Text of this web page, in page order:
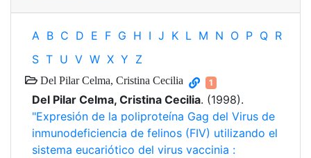
A B C D E F G H I J K L M N O P Q R
S T U V W X Y Z
Del Pilar Celma, Cristina Cecilia 1
Del Pilar Celma, Cristina Cecilia. (1998).
"Expresión de la poliproteína Gag del Virus de
inmunodeficiencia de felinos (FIV) utilizando el
sistema eucariótico del virus vaccinia :